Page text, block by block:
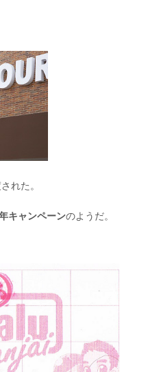
れた。
キャンペーンのようだ。